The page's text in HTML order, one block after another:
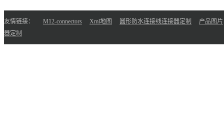
友情链接： M12-connectors Xml地图 圆形防水连接线连接器定制
产品图片
器定制